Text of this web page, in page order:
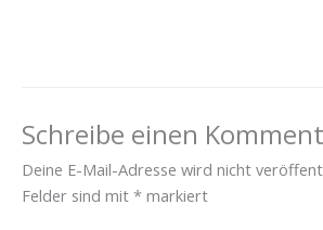
Schreibe einen
Deine E-Mail-Adresse wird nicht
Felder sind mit * markiert